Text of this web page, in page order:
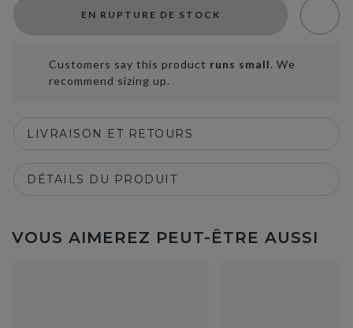
EN RUPTURE DE STOCK
Customers say this product runs small. We
recommend sizing up.
LIVRAISON ET RETOURS
DÉTAILS DU PRODUIT
VOUS AIMEREZ PEUT-ÊTRE AUSSI